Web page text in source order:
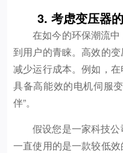
3. 考虑变压器
在如今的环保潮流
到用户的青睐。高效的
减少运行成本。例如，
具备高能效的电机伺服
伴”。
假设您是一家科技
一直使用的是一款较低